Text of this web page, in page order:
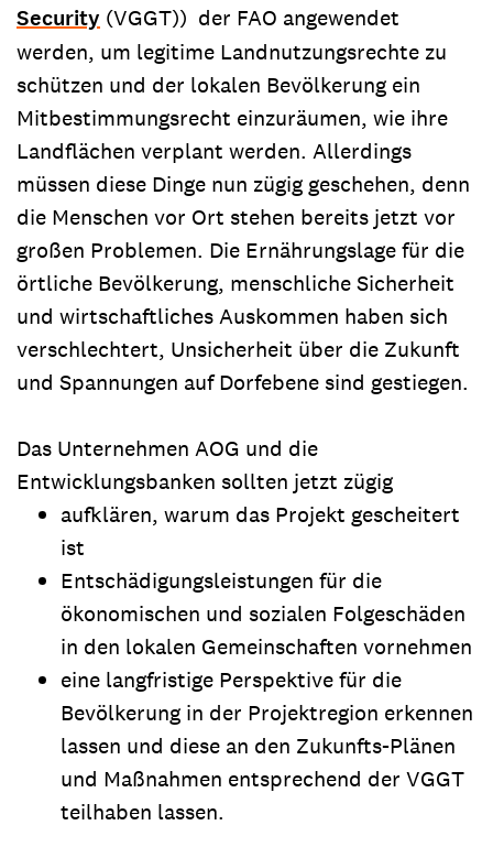
Security (VGGT)) der FAO angewendet
werden, um legitime Landnutzungsrechte zu
schützen und der lokalen Bevölkerung ein
Mitbestimmungsrecht einzuräumen, wie ihre
Landflächen verplant werden. Allerdings
müssen diese Dinge nun zügig geschehen, denn
die Menschen vor Ort stehen bereits jetzt vor
großen Problemen. Die Ernährungslage für die
örtliche Bevölkerung, menschliche Sicherheit
und wirtschaftliches Auskommen haben sich
verschlechtert, Unsicherheit über die Zukunft
und Spannungen auf Dorfebene sind gestiegen.
Das Unternehmen AOG und die
Entwicklungsbanken sollten jetzt zügig
aufklären, warum das Projekt gescheitert
ist
Entschädigungsleistungen für die
ökonomischen und sozialen Folgeschäden
in den lokalen Gemeinschaften vornehmen
eine langfristige Perspektive für die
Bevölkerung in der Projektregion erkennen
lassen und diese an den Zukunfts-Plänen
und Maßnahmen entsprechend der VGGT
teilhaben lassen.